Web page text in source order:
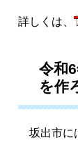
詳しくは、
令和
を作
坂出市に